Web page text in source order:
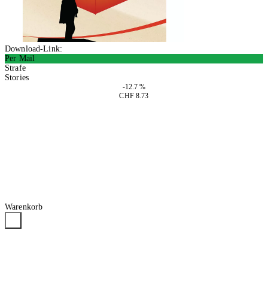
Download-Link:
Per Mail
Strafe
Stories
-12.7 %
CHF 8.73
Warenkorb